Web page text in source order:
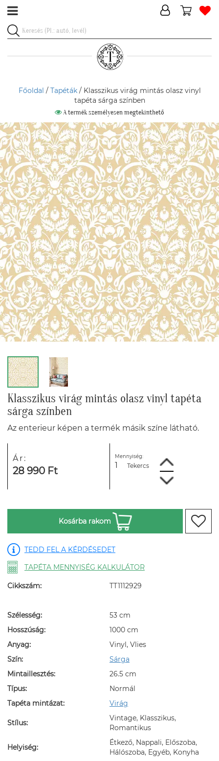
Főoldal / Tapéták/ Klasszikus virág mintás olasz vinyl
tapéta sárga színben
A termék személyesen megtekinthető
Klasszikus virág mintás olasz vinyl tapéta
sárga színben
Az enterieur képen a termék másik színe látható.
Ár:
28 990 Ft
Mennyiség:
Tekercs
Kosárba rakom
TEDD FEL A KÉRDÉSEDET
TAPÉTA MENNYISÉG KALKULÁTOR
Cikkszám: TT1112929
Szélesség:
53 cm
Hosszúság:
1000 cm
Anyag:
Vinyl, Vlies
Szín:
Sárga
Mintaillesztés:
26.5 cm
Típus:
Normál
Tapéta mintázat:
Virág
Stílus:
Vintage, Klasszikus,
Romantikus
Helyiség:
Étkező, Nappali, Előszoba,
Hálószoba, Egyéb, Konyha